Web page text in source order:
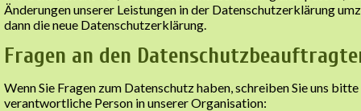
Änderungen unserer Leistungen in der Datenschutzerklärung
dann die neue Datenschutzerklärung.
Fragen an den
Wenn Sie Fragen zum Datenschutz haben, schreiben Sie uns
verantwortliche Person in unserer Organisation: